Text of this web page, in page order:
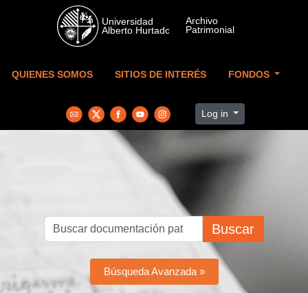
Skip to main content
QUIENES SOMOS SITIOS DE INTERÉS FONDOS
Log in
Buscar
Búsqueda Avanzada »